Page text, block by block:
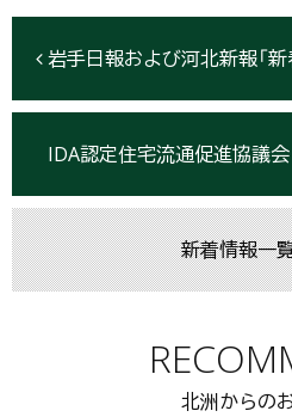
新着情報一
北洲からの